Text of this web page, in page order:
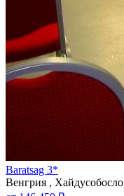
Baratsag 3*
Венгрия , Хайдусобосло